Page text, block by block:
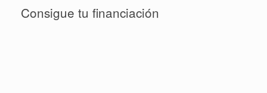
Consigue tu financiación